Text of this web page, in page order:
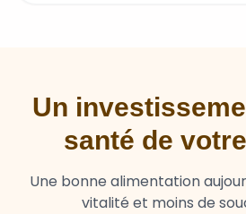
Un
santé de
Une bonne alimentation
vitalité et moins de